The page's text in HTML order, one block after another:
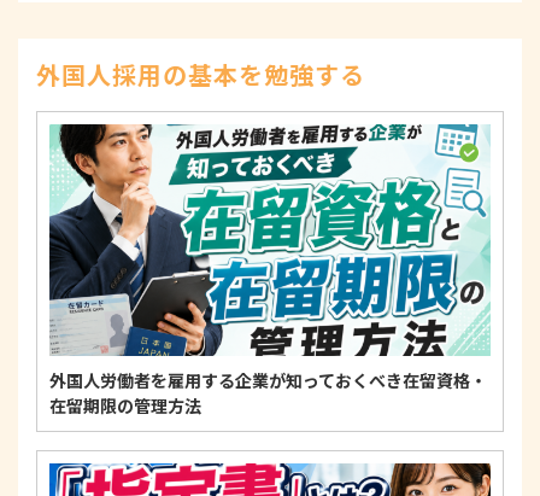
示、訂正、削除、または利用もしくは提供の停止等
を求められたときは、適法かつ遅滞なく応じます。
4. 法令・指針・規範の遵守について
適正な個人情報保護の実現のため、個人情報の取扱
いに関する法令、国が定める指針およびその他の規
範を遵守します。
個人情報に関するお問い合わせ窓口
〒125-0061
東京都葛飾区亀有3-21-11 藍ビル202
TEL：0120-550-580
株式会社 アルフォース･ワン 個人情報保護担当
外国人採用の基本を勉強する
外国人労働者を雇用する企業が知っておくべき在留資格・
在留期限の管理方法